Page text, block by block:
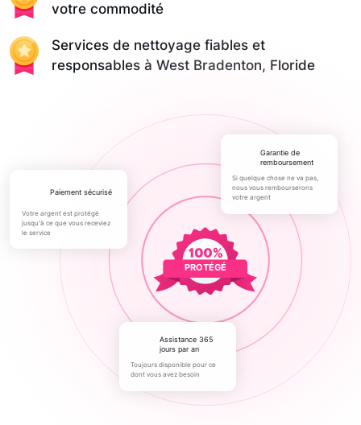
votre commodité
Services de nettoyage fiables et
responsables à West Bradenton, Floride
PROTÉGÉ
paiement sécurisé
Votre argent est protégé
jusqu'à ce que vous receviez
le service
Garantie de
remboursement
Si quelque chose ne va pas,
nous vous rembourserons
votre argent
Assistance 365
jours par an
Toujours disponible pour ce
dont vous avez besoin